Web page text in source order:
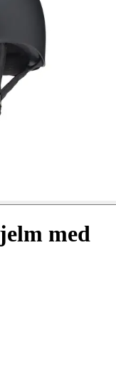
med